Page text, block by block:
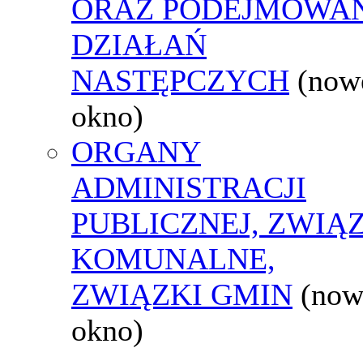
ORAZ
DZIAŁAŃ
NASTĘPCZYCH
okno)
ORGANY
ADMINISTRACJI
PUBLICZNEJ,
KOMUNALNE,
ZWIĄZKI GMIN
okno)